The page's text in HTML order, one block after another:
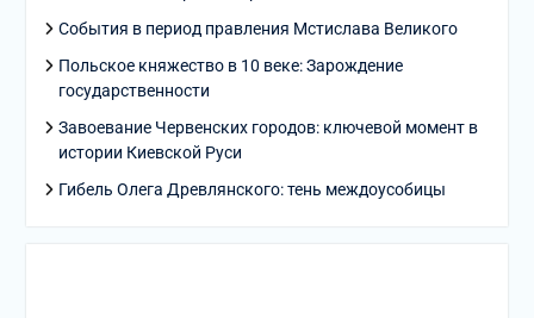
События в период правления Мстислава Великого
Польское княжество в 10 веке: Зарождение
государственности
Завоевание Червенских городов: ключевой момент в
истории Киевской Руси
Гибель Олега Древлянского: тень междоусобицы